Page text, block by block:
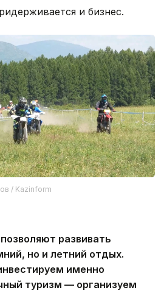
и бизнес.
/ Kazinform
развивать
но и летний отдых.
именно
туризм — организуем